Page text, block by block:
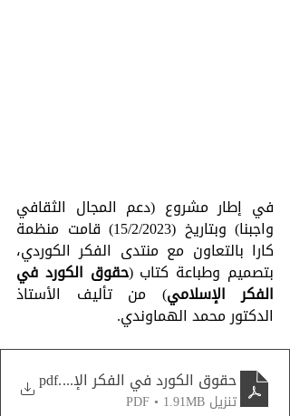
بتصمیم وطباعة كتاب (
الفكر الإسلامي
الدكتور محمد الهماوندي.
حقوق الكورد في الفكر الإسلامي
.pdf
تنزيل PDF • 1.91MB